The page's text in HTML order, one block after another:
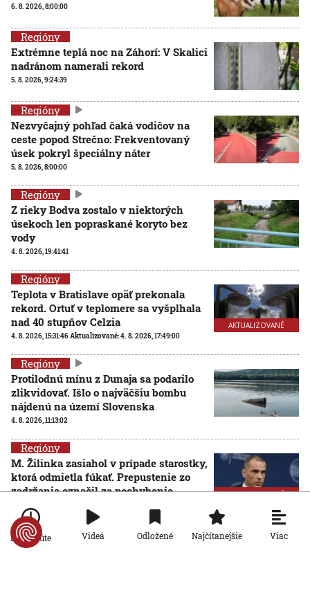
6. 8. 2026, 8:00:00
Regióny
Extrémne teplá noc na Záhorí: V Skalici
nadránom namerali rekord
5. 8. 2026, 9:24:39
Regióny
Nezvyčajný pohľad čaká vodičov na
ceste popod Strečno: Frekventovaný
úsek pokryl špeciálny náter
5. 8. 2026, 8:00:00
Regióny
Z rieky Bodva zostalo v niektorých
úsekoch len popraskané koryto bez
vody
4. 8. 2026, 19:41:41
AKTUALIZOVANÉ
Regióny
Teplota v Bratislave opäť prekonala
rekord. Ortuť v teplomere sa vyšplhala
nad 40 stupňov Celzia
4. 8. 2026, 15:31:46 Aktualizované:4. 8. 2026, 17:49:00
Regióny
Protilodnú mínu z Dunaja sa podarilo
zlikvidovať. Išlo o najväčšiu bombu
nájdenú na území Slovenska
4. 8. 2026, 11:13:02
AKTUALIZOVANÉ
Regióny
M. Žilinka zasiahol v prípade starostky,
ktorá odmietla fúkať. Prepustenie zo
zadržania označil za pochybenie
Po minúte Videá Odložené Najčítanejšie Viac